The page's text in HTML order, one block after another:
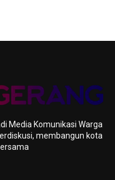
Media Komunikasi Warga
membangun kota